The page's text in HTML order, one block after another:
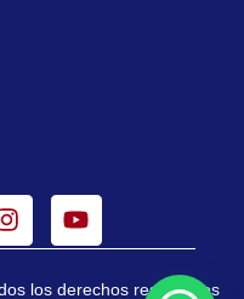
los derechos reservados